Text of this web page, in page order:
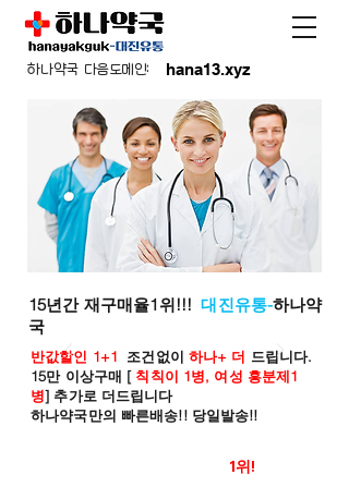
hana13.xyz
하나약국 다음도메인:
15년간 재구매율1위!!!대진유통-하나약
국
반값할인 1+1 조건없이 하나+ 더 드립니다.
15만 이상구매 [ 칙칙이 1병, 여성 흥분제1
병] 추가로 더드립니다
하나약국만의 빠른배송!! 당일발송!!
1위!